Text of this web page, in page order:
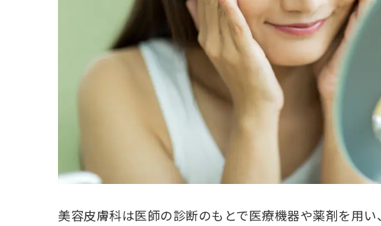
美容皮膚科は医師の診断のもとで医療機器や薬剤を用い、